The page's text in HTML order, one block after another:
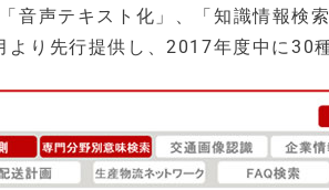
音声テキスト化」、「知識情報検
り先行提供し、2017年度中に30